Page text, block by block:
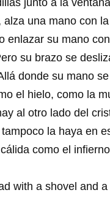
junto a la
alza una mano con
enlazar su mano
su brazo se
donde su mano se
el hielo, como la
al otro lado del
la haya en
como el
with a shovel and a